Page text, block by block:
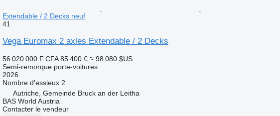
Extendable / 2 Decks neuf
41
Vega Euromax 2 axles Extendable / 2 Decks
56 020 000 F CFA 85 400 € ≈ 98 080 $US
Semi-remorque porte-voitures
2026
Nombre d'essieux 2
Autriche, Gemeinde Bruck an der Leitha
BAS World Austria
Contacter le vendeur